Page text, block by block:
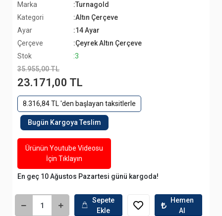
Marka
:Turnagold
Kategori
:Altın Çerçeve
Ayar
:14 Ayar
Çerçeve
:Çeyrek Altın Çerçeve
Stok
:3
35.955,00 TL
23.171,00 TL
8.316,84 TL 'den başlayan taksitlerle
Bugün Kargoya Teslim
Ürünün Youtube Videosu
İçin Tıklayın
En geç 10 Ağustos Pazartesi günü kargoda!
Sepete
Ekle
Hemen
Al